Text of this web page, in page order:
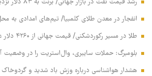
انفجار در معدن طلای کلمبیا/ تیم‌های امدادی به
طلا در مسیر رکوردشکنی/ قیمت جهانی از ۴۲۶۰ دلار عبور کرد
بلومبرگ: حملات سایبری، وال‌استریت را در وضعیت
هشدار هواشناسی درباره وزش باد شدید و